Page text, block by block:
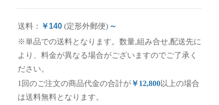
送料： ￥140 (定形外郵便) ～
※単品での送料となります。数量,組み合せ,配送先に
より、料金が異なる場合がございますのでご了承く
ださい。
1回のご注文の商品代金の合計が￥12,800以上の場合
は送料無料となります。